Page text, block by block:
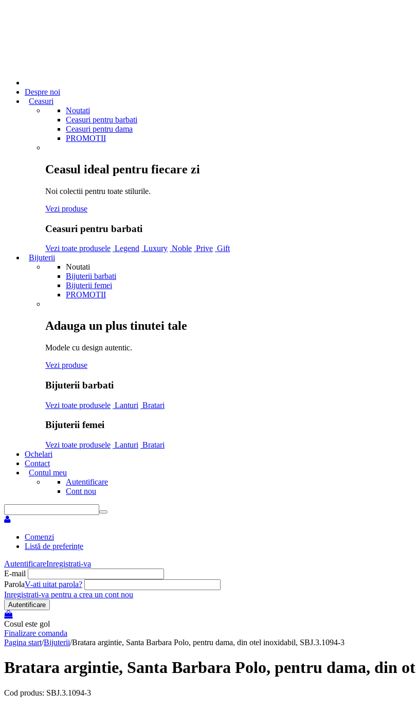
Despre noi
Ceasuri
Noutati
Ceasuri pentru barbati
Ceasuri pentru dama
PROMOTII
Ceasul ideal pentru fiecare zi
Noi colectii pentru toate stilurile.
Vezi produse
Ceasuri pentru barbati
Vezi toate produsele Legend Luxury Noble Prive Gift
Bijuterii
Noutati
Bijuterii barbati
Bijuterii femei
PROMOTII
Adauga un plus tinutei tale
Modele cu design autentic.
Vezi produse
Bijuterii barbati
Vezi toate produsele Lanturi Bratari
Bijuterii femei
Vezi toate produsele Lanturi Bratari
Ochelari
Contact
Contul meu
Autentificare
Cont nou
Comenzi
Listă de preferințe
AutentificareInregistrati-va
E-mail
ParolaV-ati uitat parola?
Inregistrati-va pentru a crea un cont nou
Autentificare
Cosul este gol
Finalizare comanda
Pagina start/Bijuterii/Bratara argintie, Santa Barbara Polo, pentru dama, din otel inoxidabil, SBJ.3.1094-3
Bratara argintie, Santa Barbara Polo, pentru dama, din
Cod produs: SBJ.3.1094-3